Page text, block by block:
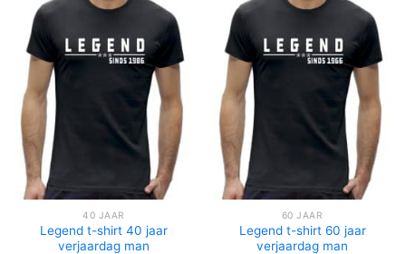
40 JAAR
Legend t-shirt 40 jaar
verjaardag man
60 JAAR
Legend t-shirt 60 jaar
verjaardag man